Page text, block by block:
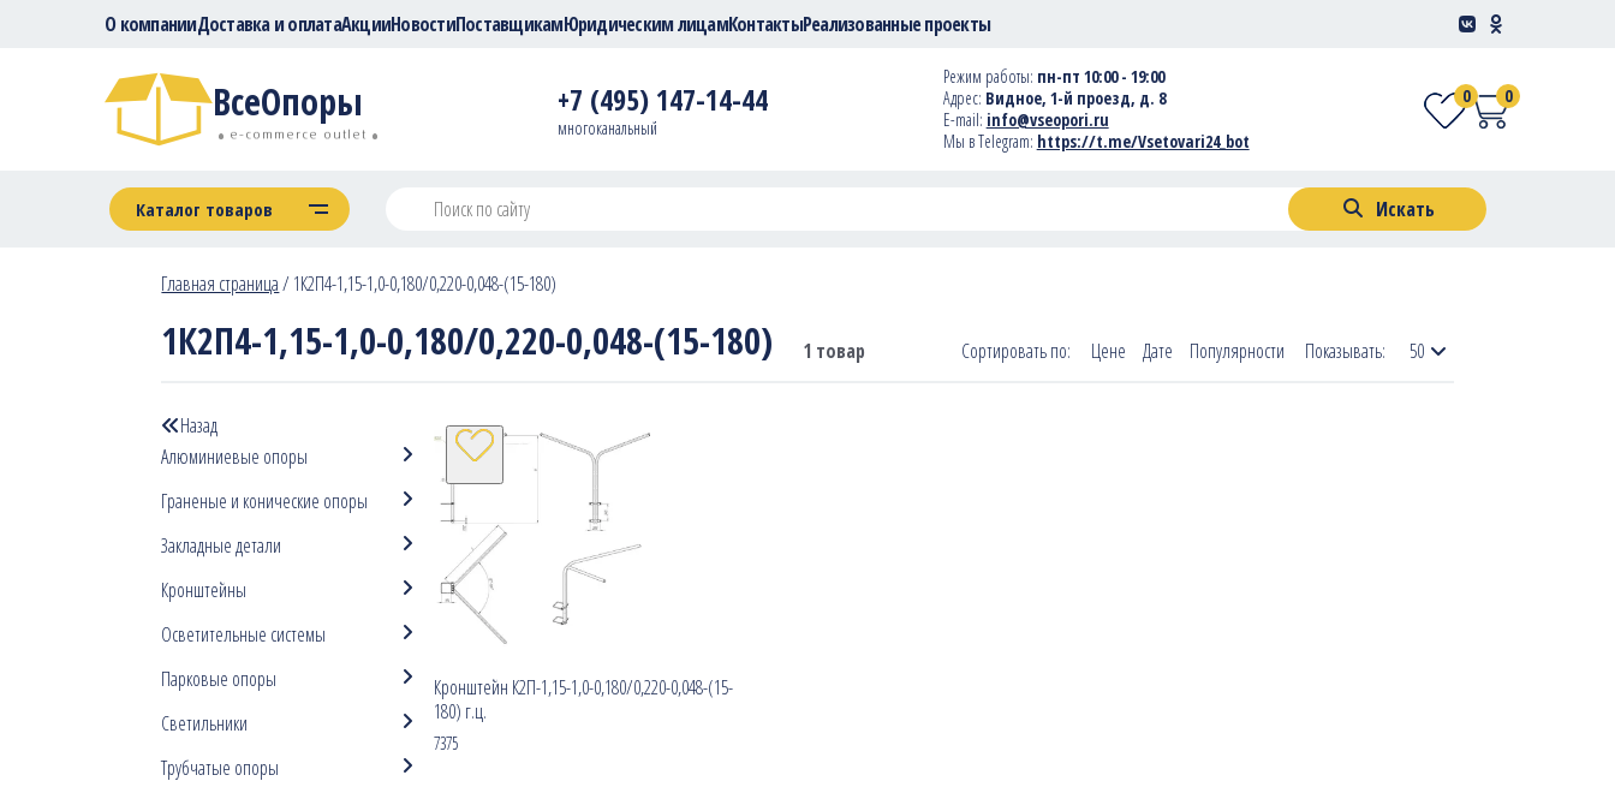
О компанииДоставка и оплатаАкцииНовостиПоставщикамЮридическим лицамКонтактыРеализованные проекты
ВсеОпоры
e-commerce outlet
+7 (495) 147-14-44
многоканальный
Режим работы: пн-пт 10:00 - 19:00
Адрес: Видное, 1-й проезд, д. 8
E-mail: info@vseopori.ru
Мы в Telegram: https://t.me/Vsetovari24_bot
0
0
Каталог товаров Искать
Главная страница/1К2П4-1,15-1,0-0,180/0,220-0,048-(15-180)
1К2П4-1,15-1,0-0,180/0,220-0,048-(15-180) 1 товар Сортировать по: Популярности
Дате
Цене Показывать: 50
Назад
Алюминиевые опоры
Граненые и конические опоры
Закладные детали
Кронштейны
Осветительные системы
Парковые опоры
Светильники
Трубчатые опоры
Кронштейн К2П-1,15-1,0-0,180/0,220-0,048-(15-
180) г.ц.
7375